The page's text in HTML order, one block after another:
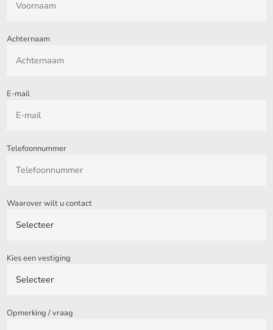
Achternaam
E-mail
Telefoonnummer
Waarover wilt u contact
Kies een vestiging
Opmerking / vraag